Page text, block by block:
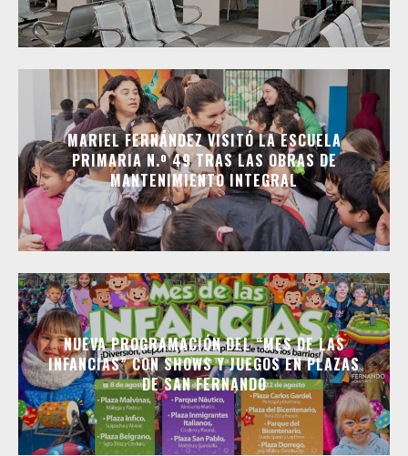
MARIEL FERNÁNDEZ VISITÓ LA ESCUELA
PRIMARIA N.º 49 TRAS LAS OBRAS DE
MANTENIMIENTO INTEGRAL
NUEVA PROGRAMACIÓN DEL “MES DE LAS
INFANCIAS” CON SHOWS Y JUEGOS EN PLAZAS
DE SAN FERNANDO